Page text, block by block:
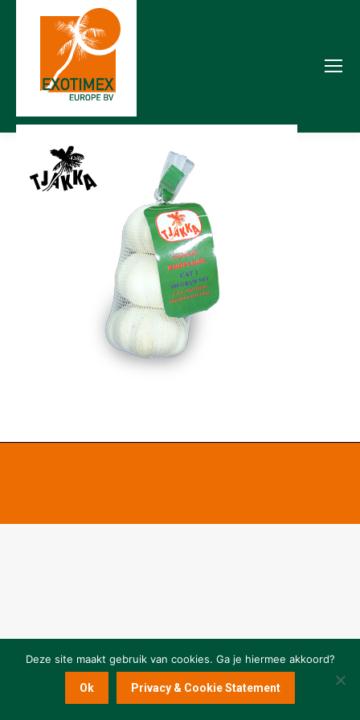
Deze site maakt gebruik van cookies. Ga je hiermee akkoord?
Ok Privacy & Cookie Statement